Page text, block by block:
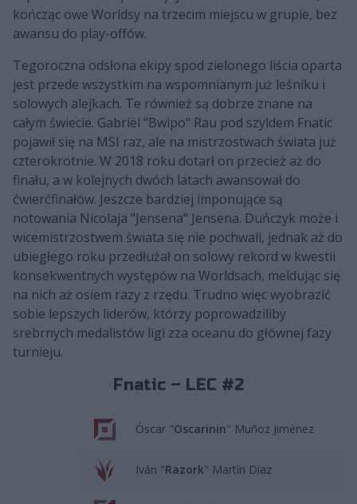
kończąc owe Worldsy na trzecim miejscu w grupie, bez
awansu do play-offów.
Tegoroczna odsłona ekipy spod zielonego liścia oparta
jest przede wszystkim na wspomnianym już leśniku i
solowych alejkach. Te również są dobrze znane na
całym świecie. Gabriël "Bwipo" Rau pod szyldem Fnatic
pojawił się na MSI raz, ale na mistrzostwach świata już
czterokrotnie. W 2018 roku dotarł on przecież aż do
finału, a w kolejnych dwóch latach awansował do
ćwierćfinałów. Jeszcze bardziej imponujące są
notowania Nicolaja "Jensena" Jensena. Duńczyk może i
wicemistrzostwem świata się nie pochwali, jednak aż do
ubiegłego roku przedłużał on solowy rekord w kwestii
konsekwentnych występów na Worldsach, meldując się
na nich aż osiem razy z rzędu. Trudno więc wyobrazić
sobie lepszych liderów, którzy poprowadziliby
srebrnych medalistów ligi zza oceanu do głównej fazy
turnieju.
Fnatic – LEC #2
Óscar "Oscarinin" Muñoz Jiménez
Iván "Razork" Martín Díaz